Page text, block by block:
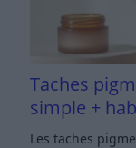
Taches
simple +
Les taches